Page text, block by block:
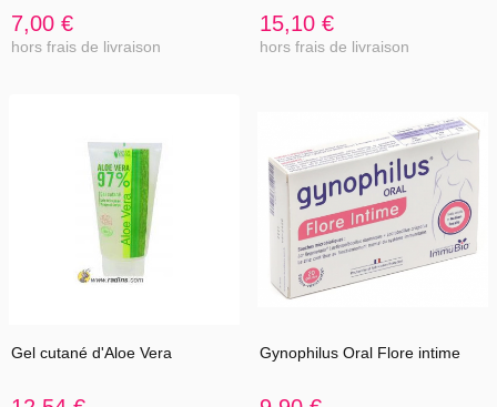
7,00 €
hors frais de livraison
15,10 €
hors frais de livraison
Gel cutané d'Aloe Vera Gynophilus Oral Flore intime